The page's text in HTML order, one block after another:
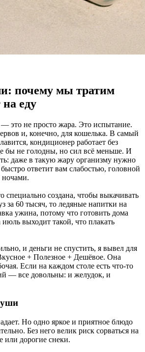
почему мы тратим
еду
— это не просто жара. Это испытание.
и, конечно, для кошелька. В самый
кондиционер работает без
бы не голодны, но сил всё меньше. И
даже в такую жару организму нужно
ответит вам слабостью, головной
специально создана, чтобы выкачивать
за 60 тысяч, то ледяные напитки на
ужина, потому что готовить дома
июль выходит такой, что плакать
и деньги не спустить, я вывел для
+ Полезное + Дешёвое. Она
Если на каждом столе есть что-то
— все довольны: и желудок, и
Но одно яркое и приятное блюдо
Без него велик риск сорваться на
или дорогие снеки.